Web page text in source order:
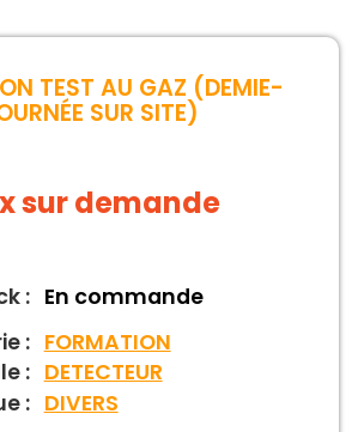
TEST AU GAZ (DEMIE-
SUR SITE)
sur demande
: En commande
: FORMATION
: DETECTEUR
: DIVERS